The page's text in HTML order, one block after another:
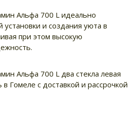
Альфа 700 L идеально
установки и создания уюта в
при этом высокую
Альфа 700 L два стекла левая
Гомеле с доставкой и рассрочкой